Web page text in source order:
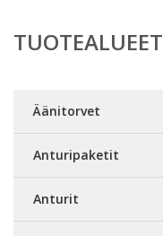
TUOTEALUEET
Äänitorvet
Anturipaketit
Anturit